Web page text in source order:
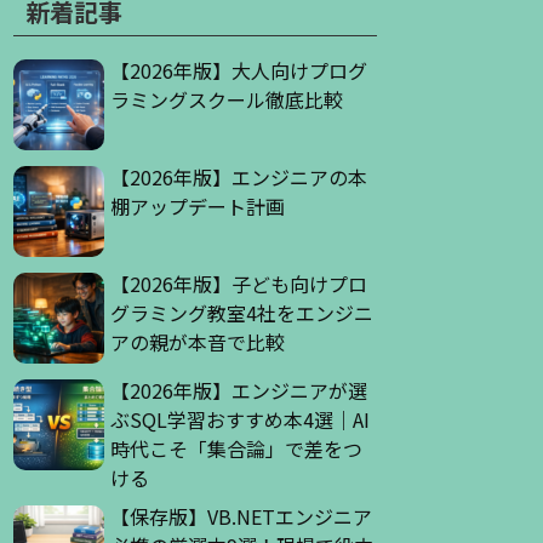
新着記事
【2026年版】大人向けプログ
ラミングスクール徹底比較
【2026年版】エンジニアの本
棚アップデート計画
【2026年版】子ども向けプロ
グラミング教室4社をエンジニ
アの親が本音で比較
【2026年版】エンジニアが選
ぶSQL学習おすすめ本4選｜AI
時代こそ「集合論」で差をつ
ける
【保存版】VB.NETエンジニア